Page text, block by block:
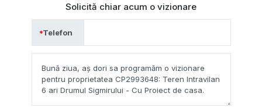
Solicită chiar acum o vizionare
Telefon